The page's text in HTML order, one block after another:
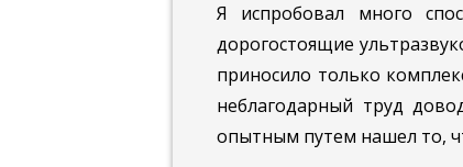
Я испробовал много
дорогостоящие
приносило только
неблагодарный труд
опытным путем нашел то,